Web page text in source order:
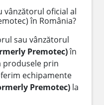
vânzătorul oficial al
în România?
sau vânzătorul
Premotec)în
produsele prin
echipamente
Premotec) la